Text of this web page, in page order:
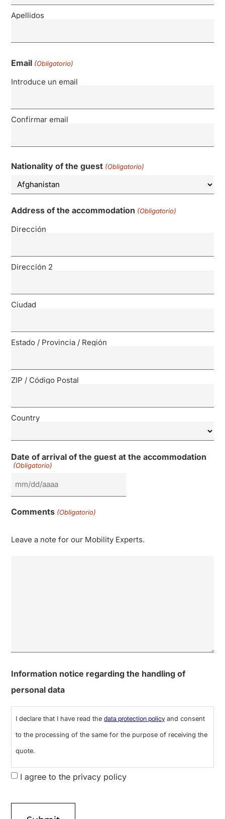
Apellidos
Email (Obligatorio)
Introduce un email
Confirmar email
Nationality of the guest (Obligatorio)
Address of the accommodation (Obligatorio)
Dirección
Dirección 2
Ciudad
Estado / Provincia / Región
ZIP / Código Postal
Country
Date of arrival of the guest at the accommodation
(Obligatorio)
Comments (Obligatorio)
Leave a note for our Mobility Experts.
0 de 600 caracteres máximos
Information notice regarding the handling of
I declare that I have read the
to the processing of the same for the purpose of receiving the